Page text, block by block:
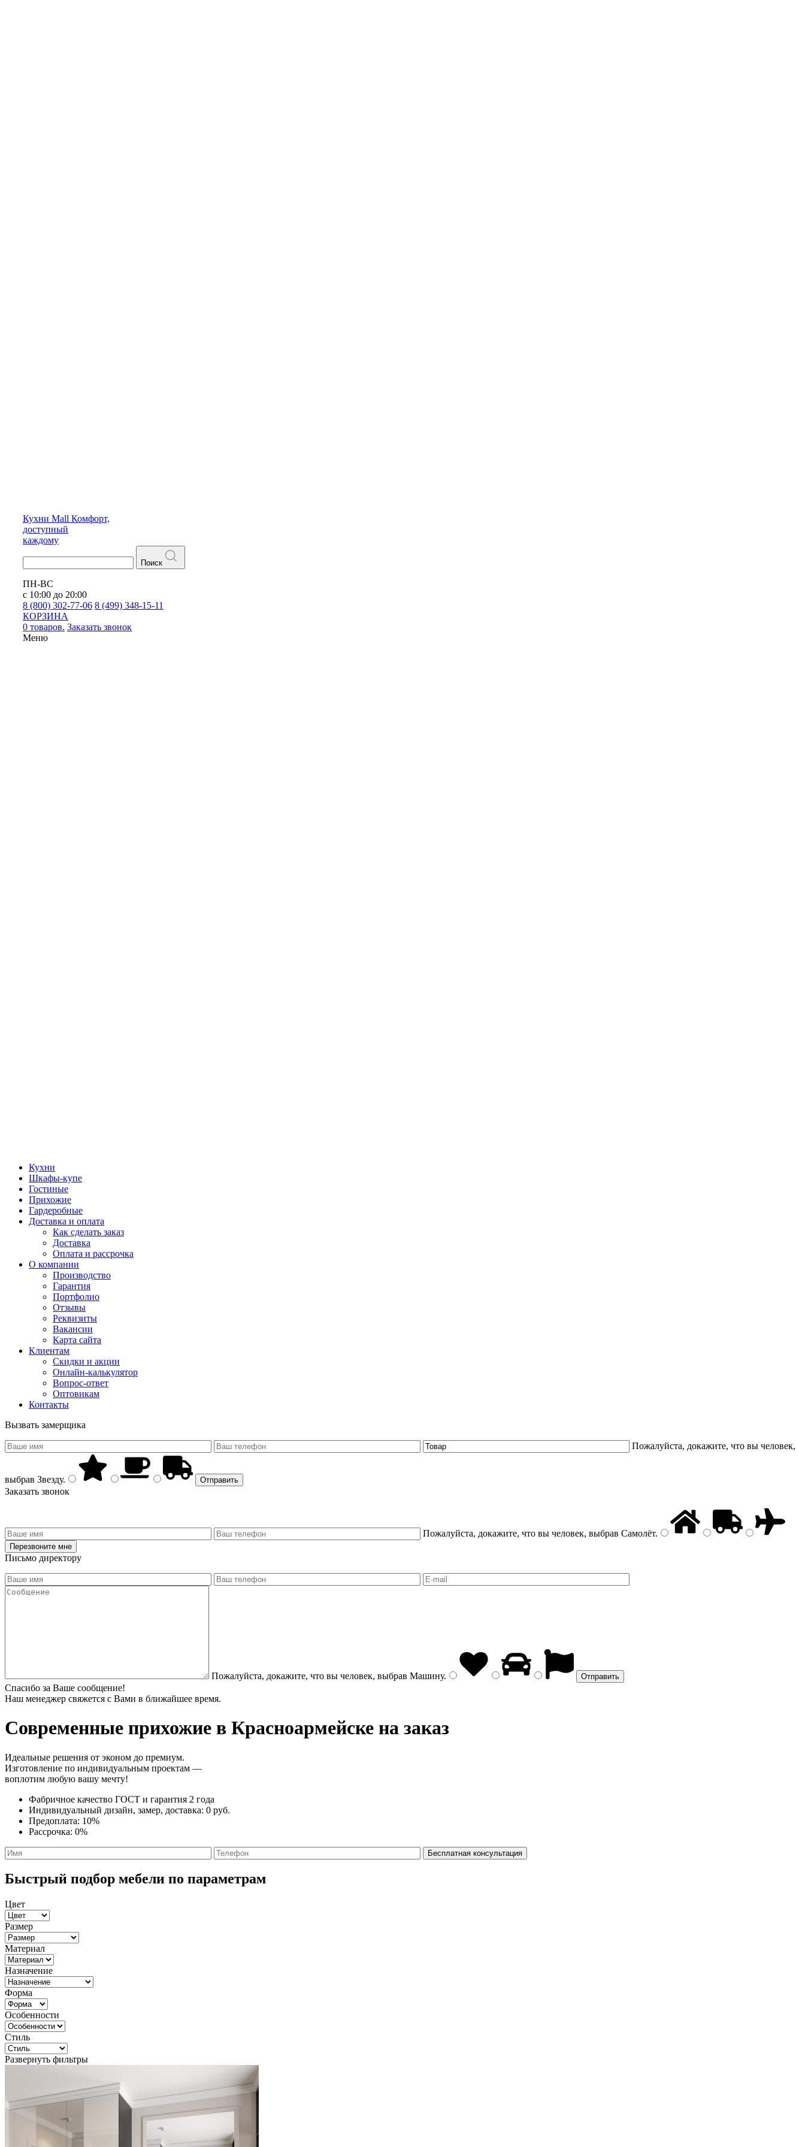
Кухни Mall Комфорт,
доступный
каждому
Поиск
ПН-ВС
с 10:00 до 20:00
8 (800) 302-77-06 8 (499) 348-15-11
КОРЗИНА
0 товаров. Заказать звонок
Меню
Кухни
Шкафы-купе
Гостиные
Прихожие
Гардеробные
Доставка и оплата
Как сделать заказ
Доставка
Оплата и рассрочка
О компании
Производство
Гарантия
Портфолио
Отзывы
Реквизиты
Вакансии
Карта сайта
Клиентам
Скидки и акции
Онлайн-калькулятор
Вопрос-ответ
Оптовикам
Контакты
Вызвать замерщика
Пожалуйста, докажите, что вы человек,
выбрав Звезду.
Заказать звонок
Пожалуйста, докажите, что вы человек, выбрав Самолёт.
Письмо директору
Пожалуйста, докажите, что вы человек, выбрав Машину.
Спасибо за Ваше сообщение!
Наш менеджер свяжется с Вами в ближайшее время.
Современные прихожие в Красноармейске на заказ
Идеальные решения от эконом до премиум.
Изготовление по индивидуальным проектам —
воплотим любую вашу мечту!
Фабричное качество ГОСТ и гарантия 2 года
Индивидуальный дизайн, замер, доставка: 0 руб.
Предоплата: 10%
Рассрочка: 0%
Быстрый подбор мебели по параметрам
Цвет
Размер
Материал
Назначение
Форма
Особенности
Стиль
Развернуть фильтры